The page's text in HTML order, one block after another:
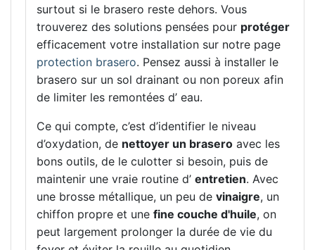
surtout si le brasero reste dehors. Vous
trouverez des solutions pensées pour protéger
efficacement votre installation sur notre page
protection brasero. Pensez aussi à installer le
brasero sur un sol drainant ou non poreux afin
de limiter les remontées d’ eau.
Ce qui compte, c’est d’identifier le niveau
d’oxydation, de nettoyer un brasero avec les
bons outils, de le culotter si besoin, puis de
maintenir une vraie routine d’ entretien. Avec
une brosse métallique, un peu de vinaigre, un
chiffon propre et une fine couche d'huile, on
peut largement prolonger la durée de vie du